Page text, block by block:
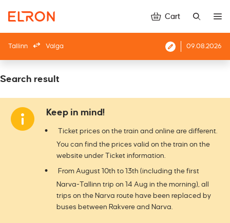
Cart
Tallinn Valga 09.08.2026
Search result
Keep in mind!
Ticket prices on the train and online are different.
You can find the prices valid on the train on the
website under Ticket information.
From August 10th to 13th (including the first
Narva-Tallinn trip on 14 Aug in the morning), all
trips on the Narva route have been replaced by
buses between Rakvere and Narva.